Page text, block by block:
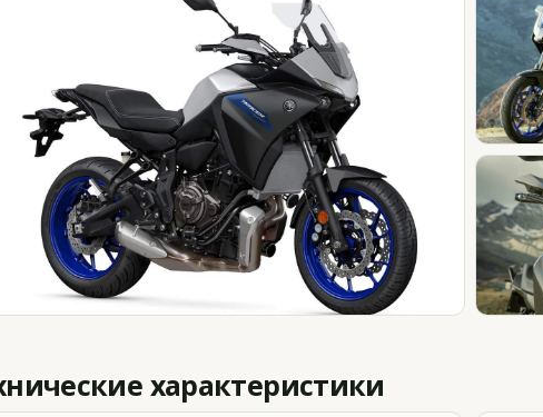
характеристики